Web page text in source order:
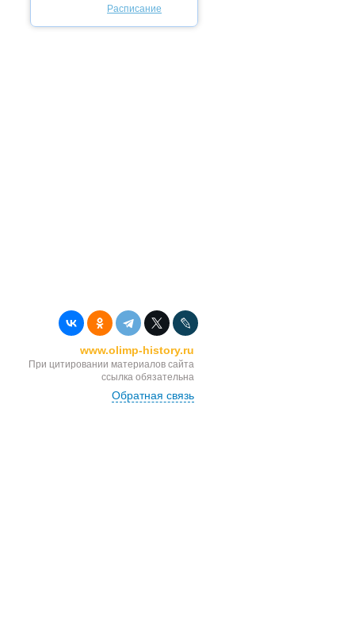
Расписание
www.olimp-history.ru
При цитировании материалов сайта
ссылка обязательна
Обратная связь